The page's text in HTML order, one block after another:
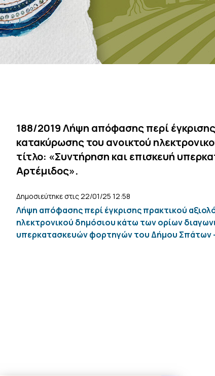
188/2019 Λήψη απόφασης περί
κατακύρωσης του ανοικτού
τίτλο: «Συντήρηση και επισκευή
Αρτέμιδος».
Δημοσιεύτηκε στις 22/01/25 12:58
Λήψη απόφασης περί έγκρισης πρακτικού
ηλεκτρονικού δημόσιου κάτω των ορίων
υπερκατασκευών φορτηγών του Δήμου Σπάτων